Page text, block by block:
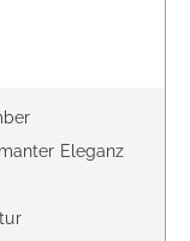
Eleganz